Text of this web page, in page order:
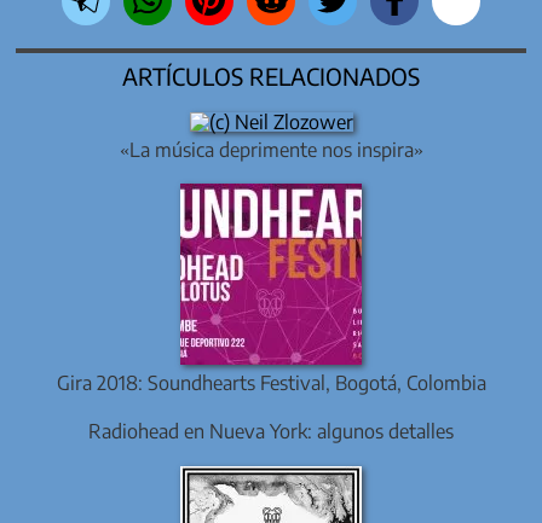
ARTÍCULOS RELACIONADOS
«La música deprimente nos inspira»
Gira 2018: Soundhearts Festival, Bogotá, Colombia
Radiohead en Nueva York: algunos detalles